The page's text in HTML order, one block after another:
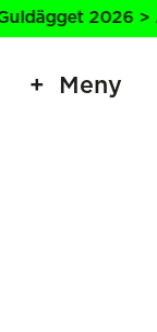
2026 >
Meny